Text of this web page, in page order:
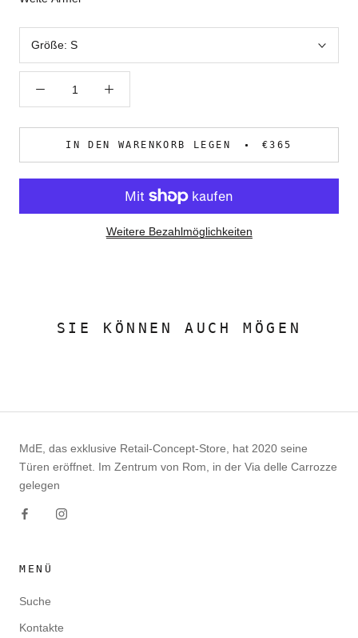
Größe: S
IN DEN WARENKORB LEGEN €365
Weitere Bezahlmöglichkeiten
SIE KÖNNEN AUCH MÖGEN
MdE, das exklusive Retail-Concept-Store, hat 2020 seine
Türen eröffnet. Im Zentrum von Rom, in der Via delle Carrozze
gelegen
MENÜ
Suche
Kontakte